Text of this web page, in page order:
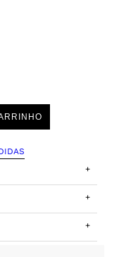
+
+
+